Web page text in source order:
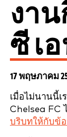
งา
ซี เ
17 พฤษภาคม
เมื่อไม่นานนี้เ
Chelsea FC
บริบทให้กับข้